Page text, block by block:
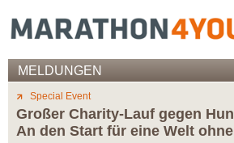
MELDUNGEN
Special Event
Großer Charity-Lauf gegen
An den Start für eine Welt